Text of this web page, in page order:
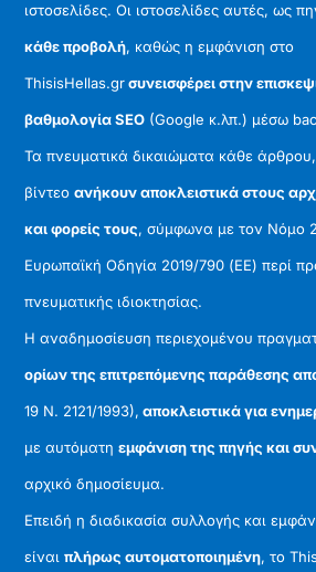
ιστοσελίδες. Οι ιστοσελίδες αυτές, ως
κάθε προβολή, καθώς η εμφάνιση στο
ThisisHellas.grσυνεισφέρει στην
βαθμολογία SEO (Google κ.λπ.) μέσω
Τα πνευματικά δικαιώματα κάθε
βίντεοανήκουν αποκλειστικά στους
και φορείς τους, σύμφωνα με τον Νόμο
Ευρωπαϊκή Οδηγία 2019/790 (ΕΕ) περί
πνευματικής ιδιοκτησίας.
Η αναδημοσίευση περιεχομένου
ορίων της επιτρεπόμενης παράθεσης
19 Ν. 2121/1993), αποκλειστικά για
με αυτόματηεμφάνιση της πηγής και
αρχικό δημοσίευμα.
Επειδή η διαδικασία συλλογής και
είναιπλήρως αυτοματοποιημένη, το